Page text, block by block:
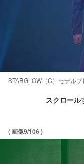
STARGLOW（C）モデルプ
スクロール
( 画像9/106 )